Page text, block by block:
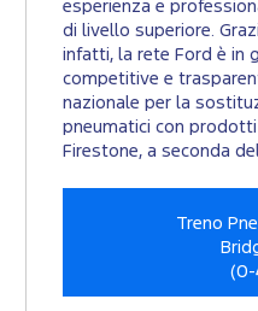
esperienza e
di livello superiore.
infatti, la rete Ford è in
competitive e
nazionale per la
pneumatici con
Firestone, a seconda
Treno
(0-